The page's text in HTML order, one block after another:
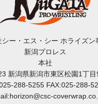
シー・エス・シー ホライズン
新潟プロレス
本社
新潟県新潟市東区松園1丁
288-5255 FAX:025-288-